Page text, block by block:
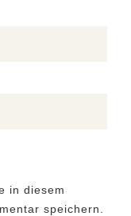
in diesem
speichern.